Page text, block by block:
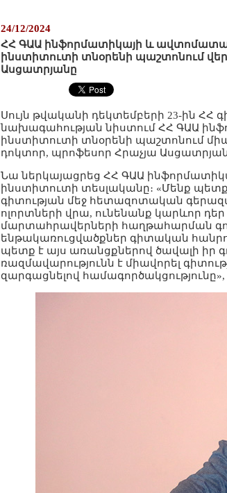
24/12/2024
ՀՀ ԳԱԱ ինֆորմատիկայի և
ինստիտուտի տնօրենի պաշտոնում
Ասցատրյանը
Սույն թվականի դեկտեմբերի 23-ին ՀՀ
նախագահության նիստում ՀՀ ԳԱԱ
ինստիտուտի տնօրենի պաշտոնում
դոկտոր, պրոֆեսոր Հրաչյա
Նա ներկայացրեց ՀՀ ԳԱԱ
ինստիտուտի տեսլականը։ «Մենք
գիտության մեջ հետազոտական
ոլորտների վրա, ունենանք կարևոր
մարտահրավերների հաղթահարման
ենթակառուցվածքներ գիտական
պետք է այս առանցքներով ծավալի իր
ռազմավարությունն է միավորել
զարգացնելով